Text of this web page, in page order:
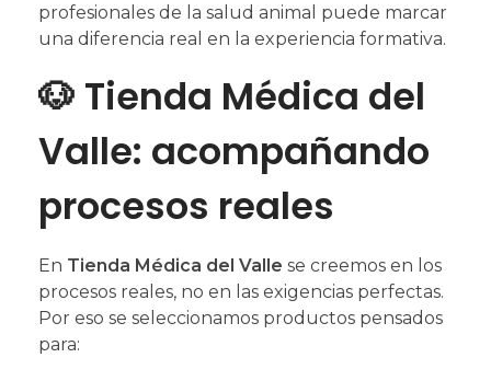
profesionales de la salud animal puede marcar
una diferencia real en la experiencia formativa.
🐶 Tienda Médica del
Valle: acompañando
procesos reales
En Tienda Médica del Valle se creemos en los
procesos reales, no en las exigencias perfectas.
Por eso se seleccionamos productos pensados
para: